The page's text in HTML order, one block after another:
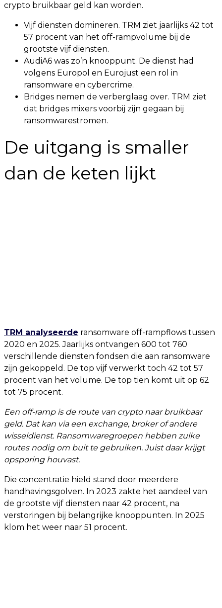
crypto bruikbaar geld kan worden.
Vijf diensten domineren. TRM ziet jaarlijks 42 tot
57 procent van het off-rampvolume bij de
grootste vijf diensten.
AudiA6 was zo’n knooppunt. De dienst had
volgens Europol en Eurojust een rol in
ransomware en cybercrime.
Bridges nemen de verberglaag over. TRM ziet
dat bridges mixers voorbij zijn gegaan bij
ransomwarestromen.
De uitgang is smaller
dan de keten lijkt
TRM analyseerde ransomware off-rampflows tussen
2020 en 2025. Jaarlijks ontvangen 600 tot 760
verschillende diensten fondsen die aan ransomware
zijn gekoppeld. De top vijf verwerkt toch 42 tot 57
procent van het volume. De top tien komt uit op 62
tot 75 procent.
Een off-ramp is de route van crypto naar bruikbaar
geld. Dat kan via een exchange, broker of andere
wisseldienst. Ransomwaregroepen hebben zulke
routes nodig om buit te gebruiken. Juist daar krijgt
opsporing houvast.
Die concentratie hield stand door meerdere
handhavingsgolven. In 2023 zakte het aandeel van
de grootste vijf diensten naar 42 procent, na
verstoringen bij belangrijke knooppunten. In 2025
klom het weer naar 51 procent.